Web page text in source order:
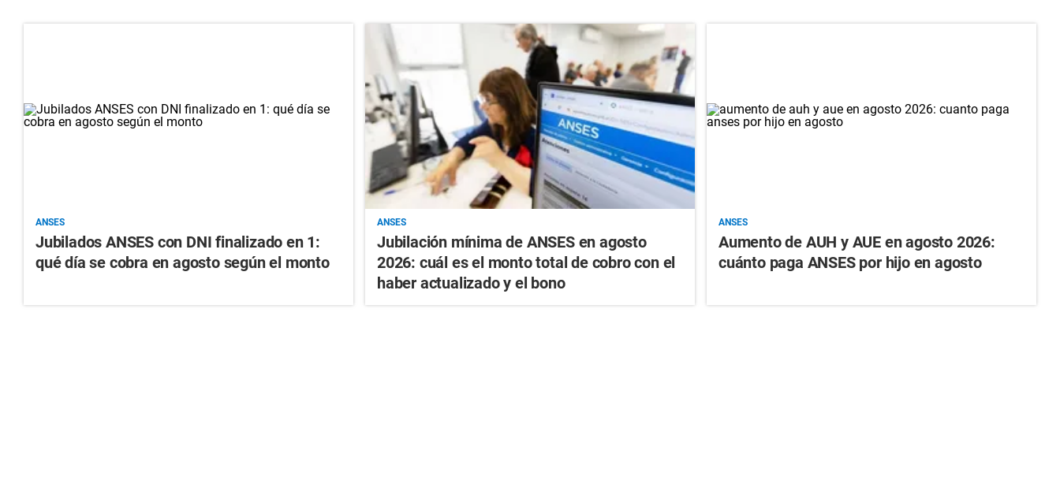
ANSES
Jubilados ANSES con DNI finalizado en 1:
qué día se cobra en agosto según el monto
ANSES
Jubilación mínima de ANSES en agosto
2026: cuál es el monto total de cobro con el
haber actualizado y el bono
ANSES
Aumento de AUH y AUE en agosto 2026:
cuánto paga ANSES por hijo en agosto